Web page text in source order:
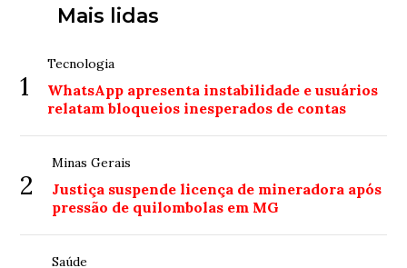
Mais lidas
1
Tecnologia
WhatsApp apresenta instabilidade e usuários
relatam bloqueios inesperados de contas
2
Minas Gerais
Justiça suspende licença de mineradora após
pressão de quilombolas em MG
Saúde